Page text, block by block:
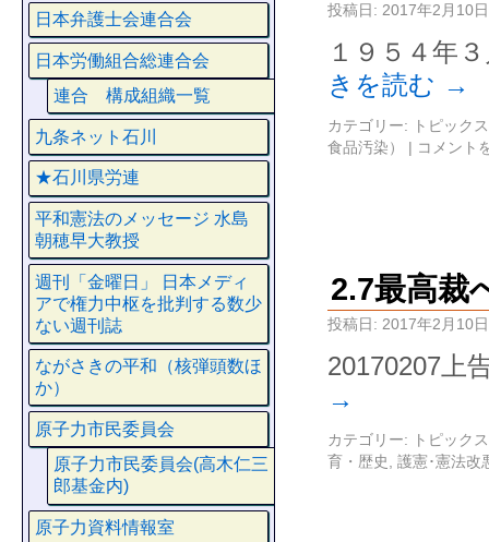
投稿日: 2017年2月10日
１９５４年
きを読む →
カテゴリー:
トピックス
食品汚染）
| コメント
2.7最高裁
投稿日: 2017年2月10日
20170207上
→
カテゴリー:
トピックス
育・歴史
護憲･憲法改
日本弁護士会連合会
日本労働組合総連合会
連合 構成組織一覧
九条ネット石川
★石川県労連
平和憲法のメッセージ 水島
朝穂早大教授
週刊「金曜日」 日本メディ
アで権力中枢を批判する数少
ない週刊誌
ながさきの平和（核弾頭数ほ
か）
原子力市民委員会
原子力市民委員会(高木仁三
郎基金内)
原子力資料情報室